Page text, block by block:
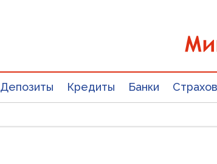
Депозиты Кредиты Банки